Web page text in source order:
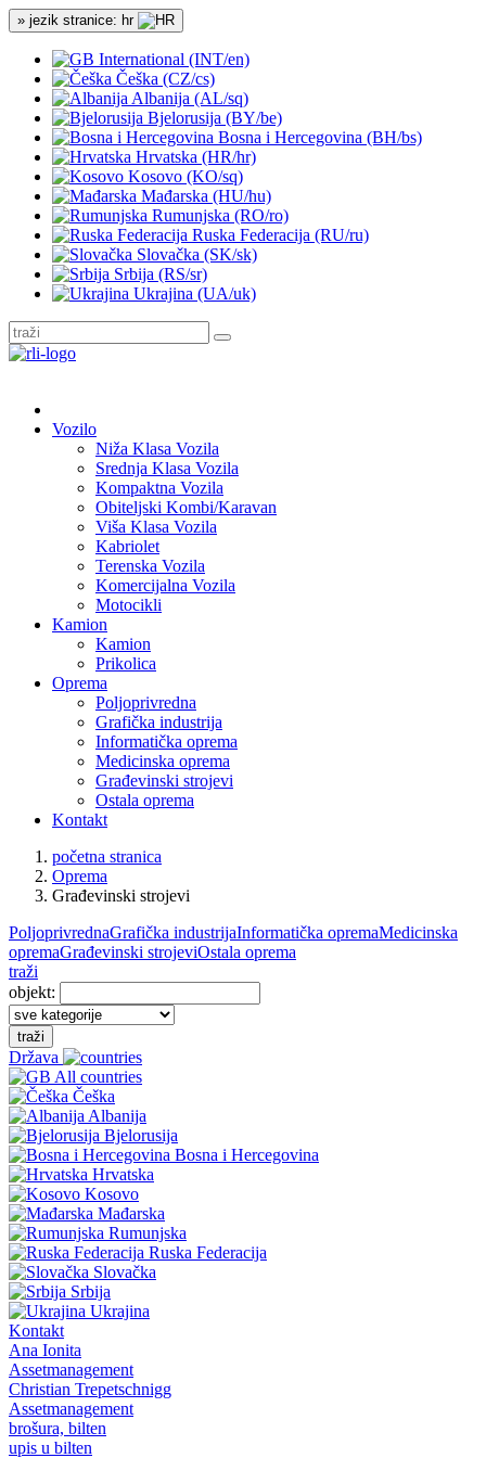
» jezik stranice: hr
International (INT/en)
Češka (CZ/cs)
Albanija (AL/sq)
Bjelorusija (BY/be)
Bosna i Hercegovina (BH/bs)
Hrvatska (HR/hr)
Kosovo (KO/sq)
Mađarska (HU/hu)
Rumunjska (RO/ro)
Ruska Federacija (RU/ru)
Slovačka (SK/sk)
Srbija (RS/sr)
Ukrajina (UA/uk)
Vozilo
Niža Klasa Vozila
Srednja Klasa Vozila
Kompaktna Vozila
Obiteljski Kombi/Karavan
Viša Klasa Vozila
Kabriolet
Terenska Vozila
Komercijalna Vozila
Motocikli
Kamion
Kamion
Prikolica
Oprema
Poljoprivredna
Grafička industrija
Informatička oprema
Medicinska oprema
Građevinski strojevi
Ostala oprema
Kontakt
početna stranica
Oprema
Građevinski strojevi
PoljoprivrednaGrafička industrijaInformatička opremaMedicinska
opremaGrađevinski strojeviOstala oprema
traži
objekt:
traži
Država
All countries
Češka
Albanija
Bjelorusija
Bosna i Hercegovina
Hrvatska
Kosovo
Mađarska
Rumunjska
Ruska Federacija
Slovačka
Srbija
Ukrajina
Kontakt
Ana Ionita
Assetmanagement
Christian Trepetschnigg
Assetmanagement
brošura, bilten
upis u bilten